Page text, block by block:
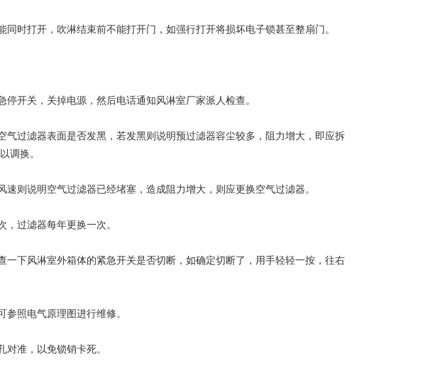
时打开，吹淋结束前不能打开门，如强行打开将损坏电子锁甚至整扇门。
开关，关掉电源，然后电话通知风淋室厂家派人检查。
过滤器表面是否发黑，若发黑则说明预过滤器容尘较多，阻力增大，即应拆
调换。
则说明空气过滤器已经堵塞，造成阻力增大，则应更换空气过滤器。
过滤器每年更换一次。
一下风淋室外箱体的紧急开关是否切断，如确定切断了，用手轻轻一按，往右
照电气原理图进行维修。
准，以免锁销卡死。